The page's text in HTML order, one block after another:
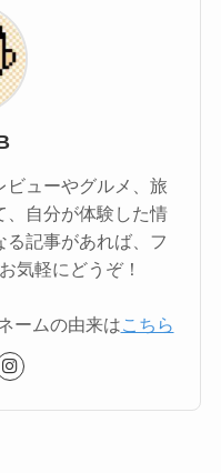
ビューやグルメ、旅
、自分が体験した情
記事があれば、フ
気軽にどうぞ！
ームの由来はこちら